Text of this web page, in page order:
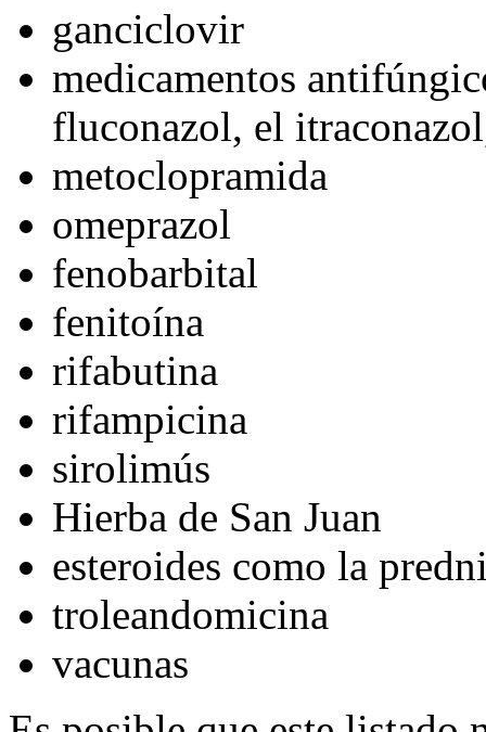
ganciclovir
medicamentos
fluconazol, el
metoclopramida
omeprazol
fenobarbital
fenitoína
rifabutina
rifampicina
sirolimús
Hierba de San Juan
esteroides como la
troleandomicina
vacunas